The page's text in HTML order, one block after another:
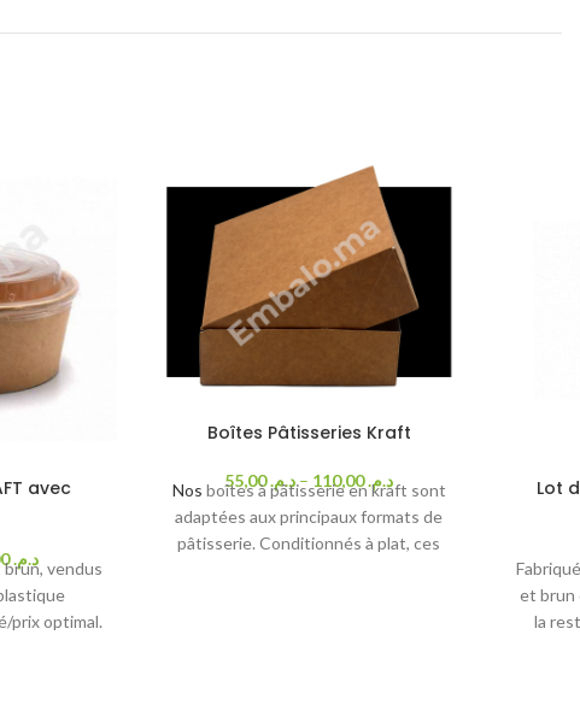
avec
د.م.170,00
vendus
prix optimal.
Boîtes Pâtisseries Kraft
د.م.55,00 – د.م.110,00
Nos boîtes à pâtisserie en kraft sont
adaptées aux principaux formats de
pâtisserie. Conditionnés à plat, ces
Lot
et brun
la